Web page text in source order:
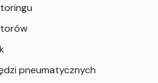
pneumatycznych